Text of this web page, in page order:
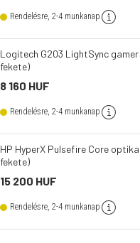
Rendelésre, 2-4 munkanap info
Logitech G203 LightSync gamer
fekete)
8 160 HUF
Rendelésre, 2-4 munkanap info
HP HyperX Pulsefire Core
fekete)
15 200 HUF
Rendelésre, 2-4 munkanap info